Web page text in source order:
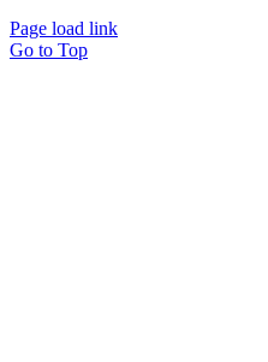
Page load link
Go to Top